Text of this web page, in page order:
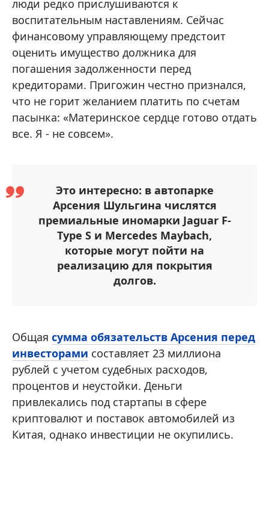
люди редко прислушиваются к
воспитательным наставлениям. Сейчас
финансовому управляющему предстоит
оценить имущество должника для
погашения задолженности перед
кредиторами. Пригожин честно признался,
что не горит желанием платить по счетам
пасынка: «Материнское сердце готово отдать
все. Я - не совсем».
Это интересно: в автопарке
Арсения Шульгина числятся
премиальные иномарки Jaguar F-
Type S и Mercedes Maybach,
которые могут пойти на
реализацию для покрытия
долгов.
Общая сумма обязательств Арсения перед
инвесторами составляет 23 миллиона
рублей с учетом судебных расходов,
процентов и неустойки. Деньги
привлекались под стартапы в сфере
криптовалют и поставок автомобилей из
Китая, однако инвестиции не окупились.